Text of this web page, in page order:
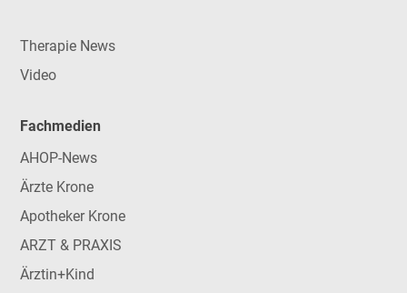
Therapie News
Video
Fachmedien
AHOP-News
Ärzte Krone
Apotheker Krone
ARZT & PRAXIS
Ärztin+Kind